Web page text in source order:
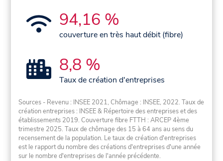
94,16 %
couverture en très haut débit (fibre)
8,8 %
Taux de création d'entreprises
Sources - Revenu : INSEE 2021, Chômage : INSEE, 2022. Taux de
création entreprises : INSEE & Répertoire des entreprises et des
établissements 2019. Couverture fibre FTTH : ARCEP 4ème
trimestre 2025. Taux de chômage des 15 à 64 ans au sens du
recensement de la population. Le taux de création d'entreprises
est le rapport du nombre des créations d'entreprises d'une année
sur le nombre d'entreprises de l'année précédente.